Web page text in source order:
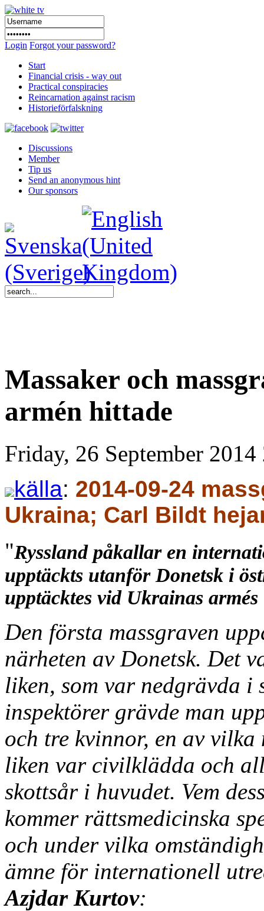
Login Forgot your password?
Start
Financial crisis - way out
Practical conspiracies
Reincarnation against racism
Historieförfalskning
Discussions
Member
Tip us
Send an anonymous hint
Our sponsors
Massaker och
armén hittade
Friday, 26 September 2014
källa: 2014-09-24
Ukraina; Carl Bildt
"Ryssland påkallar en
upptäckts utanför Donetsk i
upptäcktes vid Ukrainas
Den första massgraven
närheten av Donetsk. Det
liken, som var nedgrävda i
inspektörer grävde man
och tre kvinnor, en av
liken var civilklädda och
skottsår i huvudet. Vem
kommer rättsmedicinska
och under vilka
ämne för internationell
Azjdar Kurtov: